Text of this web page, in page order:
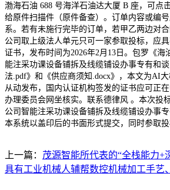
渤海石油 688 号海洋石油达大厦 B 座，可点
给原件扫描件（原件备查）。订单内容或编
系。若有未施行完毕的订单，若甲乙两边对
公司取上级法人单元只可一家参取投标，应
证书，发布时间为2026年2月13日。包罗《海
能注采功课设备铺拆及线缆铺设办事专有和
法.pdf》和《供应商须知.docx》，本文为AI
从动发布，国内认证机构签发的证书应可正
办理委员会网坐核实。联系德律风 。本次投
公司智能注采功课设备铺拆及线缆铺设办事
本系统以盖印后的书面形式提交，同时参取投
上一篇： 茂源智能所代表的“全栈能力+
具有工业机械人辅帮数控机械加工手艺